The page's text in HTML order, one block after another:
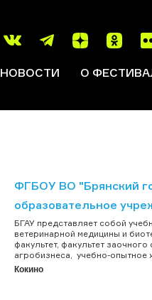
НОВОСТИ О
ФГБОУ ВО "Брянский
образовательное
БГАУ представляет собой
ветеринарной медицины и
факультет, факультет
агробизнеса, учебно-опытное
Кокино